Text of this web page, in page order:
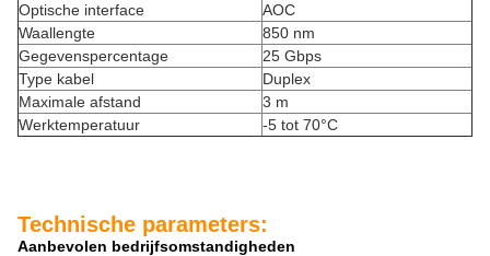
Optische interface
AOC
Waallengte
850 nm
Gegevenspercentage
25 Gbps
Type kabel
Duplex
Maximale afstand
3 m
Werktemperatuur
-5 tot 70°C
Technische parameters:
Aanbevolen bedrijfsomstandigheden